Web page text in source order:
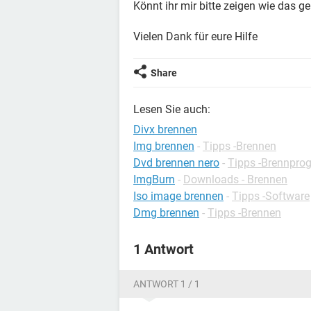
Könnt ihr mir bitte zeigen wie das
Vielen Dank für eure Hilfe
Share
Lesen Sie auch:
Divx brennen
Img brennen - Tipps -Brennen
Dvd brennen nero - Tipps -
ImgBurn - Downloads - Brennen
Iso image brennen - Tipps -Software
Dmg brennen - Tipps -Brennen
1 Antwort
ANTWORT 1 / 1